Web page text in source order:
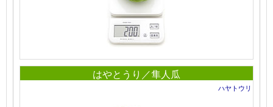
はやとうり／隼人瓜
ハヤトウリ